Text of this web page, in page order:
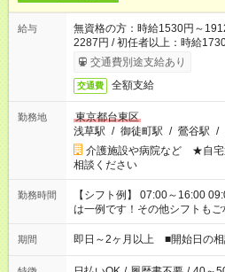
給与
無資格の方：時給1530円～
2287円 / 初任者以上：時給
交通費別途支給あり
交通費 全額支給
勤務地
東京都台東区
浅草駅 / 御徒町駅 / 鶯谷駅 /
介護施設や病院など ★自宅
相談ください
勤務時間
【シフト例】 07:00～16:00
は一例です！その他シフトもご
期間 即日～2ヶ月以上 ■開始日の相